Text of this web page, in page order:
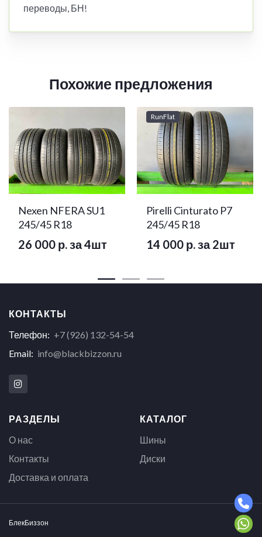
переводы, БН!
Похожие предложения
Nexen NFERA SU1
245/45 R18
26 000 р. за 4шт
RunFlat
Pirelli Cinturato P7
245/45 R18
14 000 р. за 2шт
КОНТАКТЫ
Телефон: +7 (926) 132-54-54
Email: info@blackbizzon.ru
РАЗДЕЛЫ
О нас
Контакты
Доставка и оплата
КАТАЛОГ
Шины
Диски
БлекБиззон